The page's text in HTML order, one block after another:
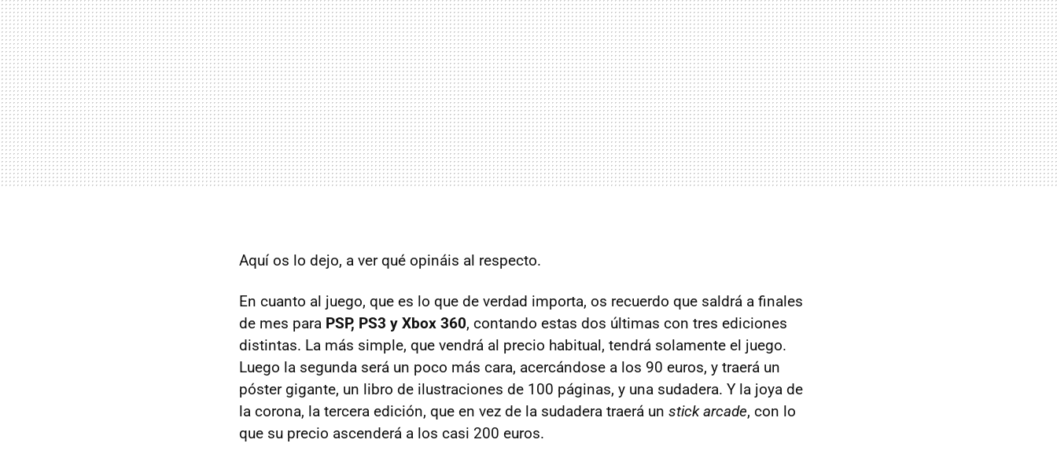
Aquí os lo dejo, a ver qué opináis al respecto.
En cuanto al juego, que es lo que de verdad importa, os recuerdo que saldrá a finales
de mes para PSP, PS3 y Xbox 360, contando estas dos últimas con tres ediciones
distintas. La más simple, que vendrá al precio habitual, tendrá solamente el juego.
Luego la segunda será un poco más cara, acercándose a los 90 euros, y traerá un
póster gigante, un libro de ilustraciones de 100 páginas, y una sudadera. Y la joya de
la corona, la tercera edición, que en vez de la sudadera traerá un stick arcade, con lo
que su precio ascenderá a los casi 200 euros.